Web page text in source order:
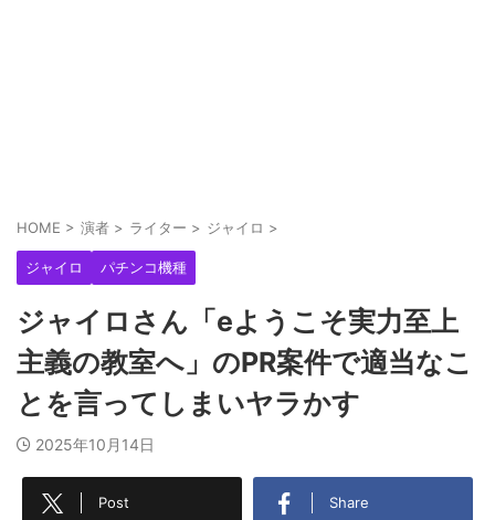
HOME > 演者 > ライター > ジャイロ >
ジャイロ パチンコ機種
ジャイロさん「eようこそ実力至上
主義の教室へ」のPR案件で適当なこ
とを言ってしまいヤラかす
2025年10月14日
Post Share